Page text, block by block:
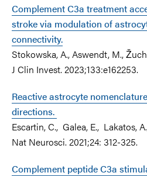
Complement C3a treatment
stroke via modulation of
connectivity.
Stokowska, A., Aswendt, M.,
J Clin Invest. 2023;133:e162253.
Reactive astrocyte
directions.
Escartin, C., Galea, E., Lakatos,
Nat Neurosci. 2021;24: 312-325.
Complement peptide C3a